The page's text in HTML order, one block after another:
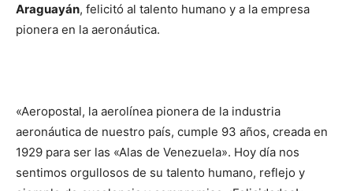
Araguayán, felicitó al talento humano y a la empresa
pionera en la aeronáutica.
«Aeropostal, la aerolínea pionera de la industria
aeronáutica de nuestro país, cumple 93 años, creada en
1929 para ser las «Alas de Venezuela». Hoy día nos
sentimos orgullosos de su talento humano, reflejo y